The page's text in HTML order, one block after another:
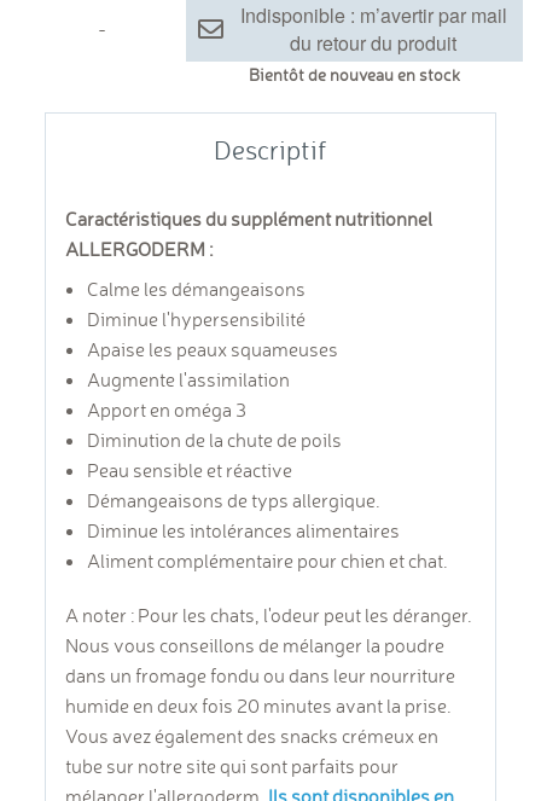
-
Indisponible : m’avertir par mail
du retour du produit
Bientôt de nouveau en stock
Descriptif
Caractéristiques du supplément nutritionnel
ALLERGODERM :
Calme les démangeaisons
Diminue l'hypersensibilité
Apaise les peaux squameuses
Augmente l'assimilation
Apport en oméga 3
Diminution de la chute de poils
Peau sensible et réactive
Démangeaisons de typs allergique.
Diminue les intolérances alimentaires
Aliment complémentaire pour chien et chat.
A noter : Pour les chats, l'odeur peut les déranger.
Nous vous conseillons de mélanger la poudre
dans un fromage fondu ou dans leur nourriture
humide en deux fois 20 minutes avant la prise.
Vous avez également des snacks crémeux en
tube sur notre site qui sont parfaits pour